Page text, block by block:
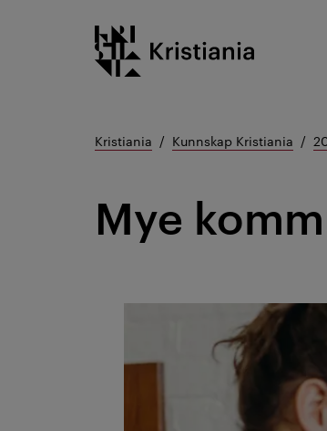
Kristiania logo
Kristiania Kunnskap Kristiania
Mye